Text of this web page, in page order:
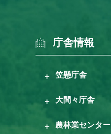
庁舎情報
笠懸庁舎
大間々庁舎
農林業センター